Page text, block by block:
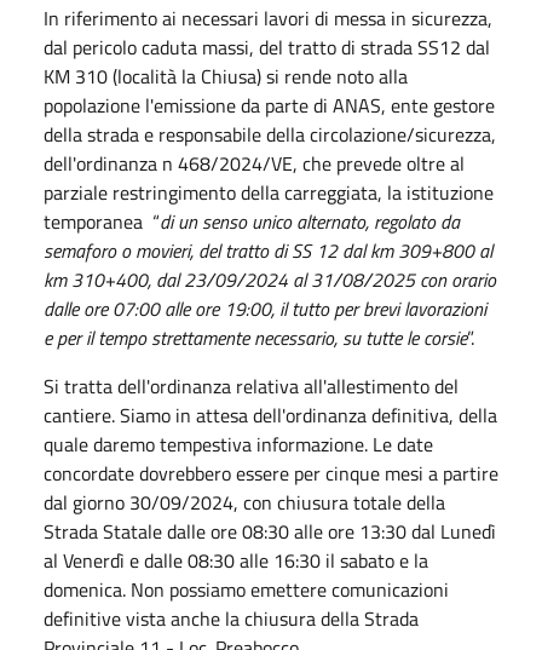
In riferimento ai necessari lavori di messa in sicurezza,
dal pericolo caduta massi, del tratto di strada SS12 dal
KM 310 (località la Chiusa) si rende noto alla
popolazione l'emissione da parte di ANAS, ente gestore
della strada e responsabile della circolazione/sicurezza,
dell'ordinanza n 468/2024/VE, che prevede oltre al
parziale restringimento della carreggiata, la istituzione
temporanea “di un senso unico alternato, regolato da
semaforo o movieri, del tratto di SS 12 dal km 309+800 al
km 310+400, dal 23/09/2024 al 31/08/2025 con orario
dalle ore 07:00 alle ore 19:00, il tutto per brevi lavorazioni
e per il tempo strettamente necessario, su tutte le corsie”.
Si tratta dell'ordinanza relativa all'allestimento del
cantiere. Siamo in attesa dell'ordinanza definitiva, della
quale daremo tempestiva informazione. Le date
concordate dovrebbero essere per cinque mesi a partire
dal giorno 30/09/2024, con chiusura totale della
Strada Statale dalle ore 08:30 alle ore 13:30 dal Lunedì
al Venerdì e dalle 08:30 alle 16:30 il sabato e la
domenica. Non possiamo emettere comunicazioni
definitive vista anche la chiusura della Strada